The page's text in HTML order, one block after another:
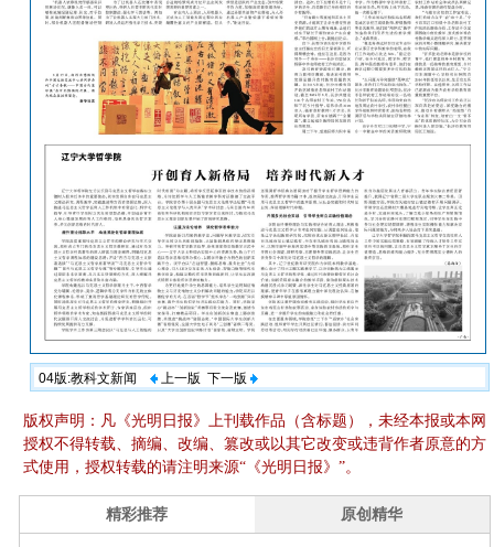
04版:教科文新闻 上一版 下一版
版权声明：凡《光明日报》上刊载作品（含标题），未经本报或本网
授权不得转载、摘编、改编、篡改或以其它改变或违背作者原意的方
式使用，授权转载的请注明来源“《光明日报》”。